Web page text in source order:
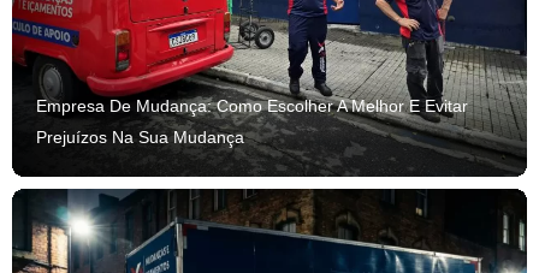
Empresa De Mudança: Como Escolher A Melhor E Evitar
Prejuízos Na Sua Mudança